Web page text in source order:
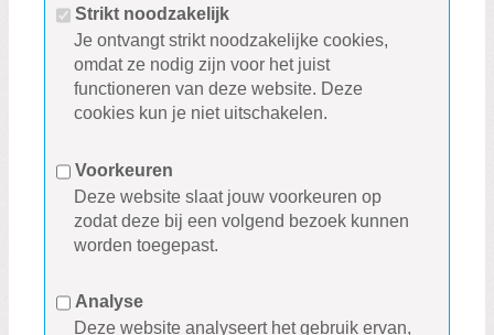
Strikt noodzakelijk
Je ontvangt strikt noodzakelijke cookies,
omdat ze nodig zijn voor het juist
functioneren van deze website. Deze
cookies kun je niet uitschakelen.
Voorkeuren
Deze website slaat jouw voorkeuren op
zodat deze bij een volgend bezoek kunnen
worden toegepast.
Analyse
Deze website analyseert het gebruik ervan,